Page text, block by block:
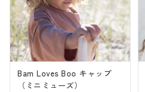
Bam Loves Boo キャップ
（ミニミューズ）